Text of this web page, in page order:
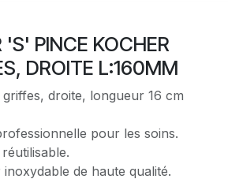
PINCE KOCHER
DROITE L:160MM
droite, longueur 16 cm
pour les soins.
de haute qualité.